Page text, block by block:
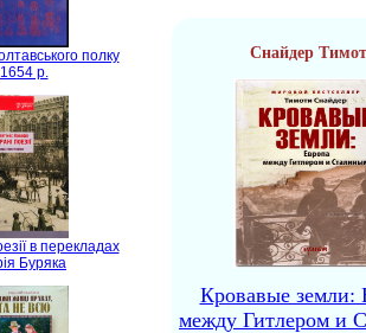
полку
1654 р.
в перекладах
Буряка
Снайдер
Кровавые земли:
между Гитлером и